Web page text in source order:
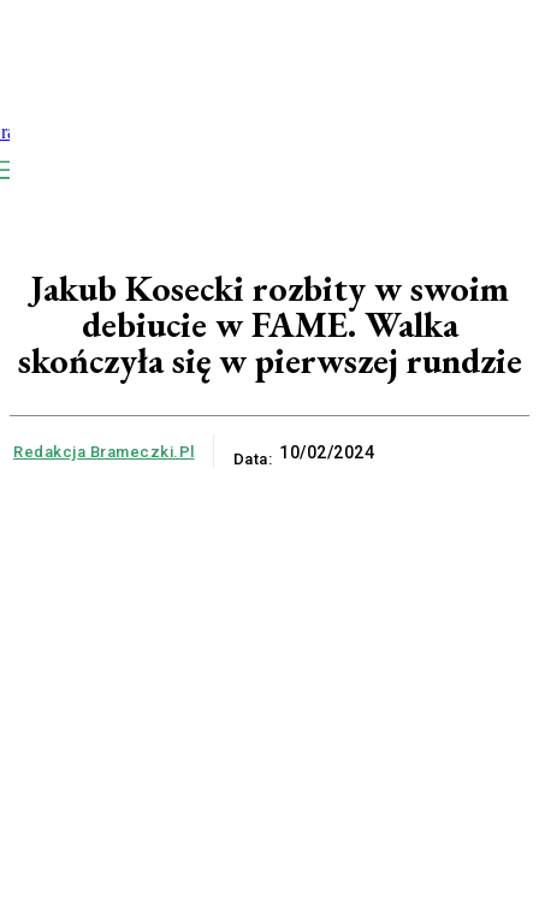
Jakub Kosecki rozbity w swoim
debiucie w FAME. Walka
skończyła się w pierwszej rundzie
Redakcja Brameczki.pl Data: 10/02/2024